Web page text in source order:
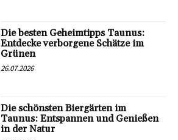
Die besten Geheimtipps Taunus:
Entdecke verborgene Schätze im
Grünen
26.07.2026
Die schönsten Biergärten im
Taunus: Entspannen und Genießen
in der Natur